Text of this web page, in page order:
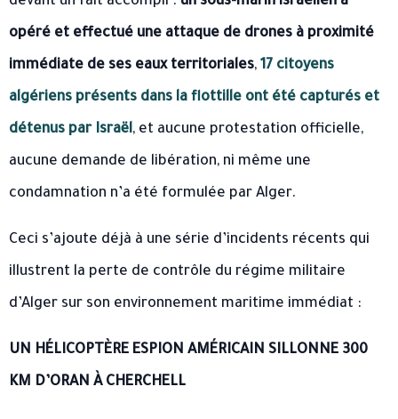
opéré et effectué une attaque de drones à proximité
immédiate de ses eaux territoriales, 17 citoyens
algériens présents dans la flottille ont été capturés et
détenus par Israël, et aucune protestation officielle,
aucune demande de libération, ni même une
condamnation n’a été formulée par Alger.
Ceci s’ajoute déjà à une série d’incidents récents qui
illustrent la perte de contrôle du régime militaire
d’Alger sur son environnement maritime immédiat :
UN HÉLICOPTÈRE ESPION AMÉRICAIN SILLONNE 300
KM D’ORAN À CHERCHELL